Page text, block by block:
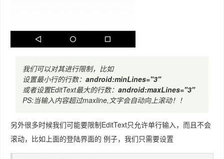
我们可以对其进行限制，比如
设置最小行的行数： android:minLines="3"
或者设置EditText最大的行数： android:maxLines="3"
PS:当输入内容超过maxline,文字会自动向上滚动！！
另外很多时候我们可能要限制EditText只允许单行输入，而且不会
滚动，比如上面的登陆界面的 例子，我们只需要设置